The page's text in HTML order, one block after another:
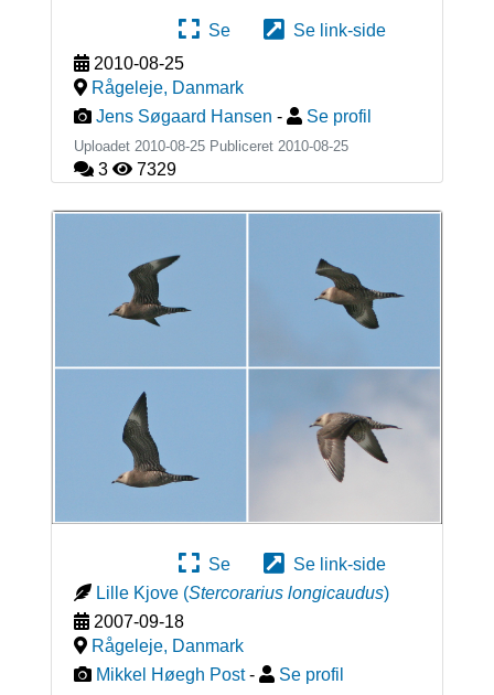
Se
Se link-side
2010-08-25
Rågeleje, Danmark
Jens Søgaard Hansen - Se profil
Uploadet 2010-08-25 Publiceret 2010-08-25
3 7329
Se
Se link-side
Lille Kjove (Stercorarius longicaudus)
2007-09-18
Rågeleje, Danmark
Mikkel Høegh Post - Se profil